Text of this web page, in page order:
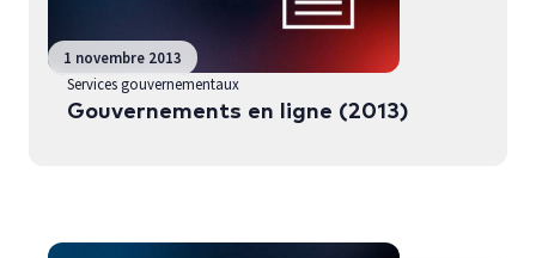
1 novembre 2013
Services gouvernementaux
Gouvernements en ligne (2013)